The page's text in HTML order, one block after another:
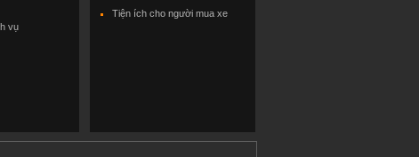
vụ
Tiện ích cho người mua xe